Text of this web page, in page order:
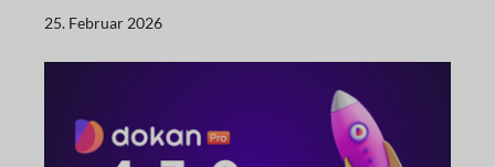
25. Februar 2026